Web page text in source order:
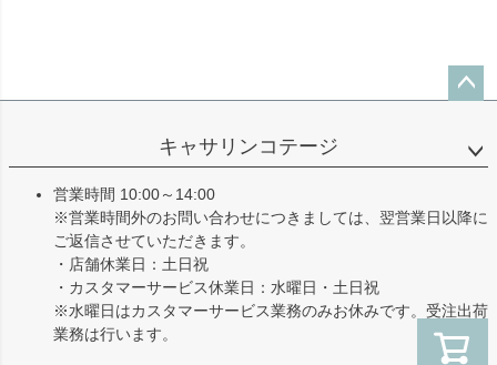
ップ
キャサリンコテージ
営業時間 10:00～14:00
※営業時間外のお問い合わせにつきましては、翌営業日以降に
ご返信させていただきます。
・店舗休業日：土日祝
・カスタマーサービス休業日：水曜日・土日祝
※水曜日はカスタマーサービス業務のみお休みです。受注出荷
業務は行います。